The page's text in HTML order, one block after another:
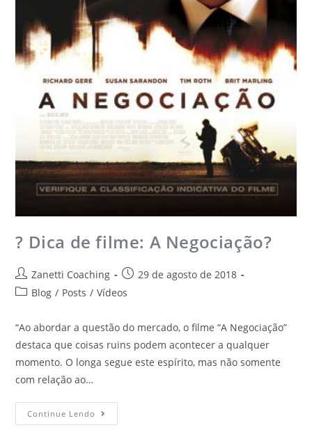
? Dica de filme: A Negociação? ​
Zanetti Coaching
29 de agosto de 2018
Blog / Posts / Vídeos
“Ao abordar a questão do mercado, o filme “A Negociação”
destaca que coisas ruins podem acontecer a qualquer
momento. O longa segue este espírito, mas não somente
com relação ao…
Continue Lendo